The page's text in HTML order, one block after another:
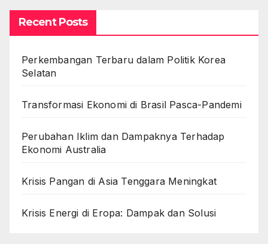
Recent Posts
Perkembangan Terbaru dalam Politik Korea
Selatan
Transformasi Ekonomi di Brasil Pasca-Pandemi
Perubahan Iklim dan Dampaknya Terhadap
Ekonomi Australia
Krisis Pangan di Asia Tenggara Meningkat
Krisis Energi di Eropa: Dampak dan Solusi